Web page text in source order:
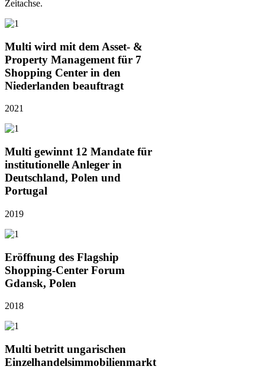
Zeitachse.
Multi wird mit dem Asset- &
Property Management für 7
Shopping Center in den
Niederlanden beauftragt
2021
Multi gewinnt 12 Mandate für
institutionelle Anleger in
Deutschland, Polen und
Portugal
2019
Eröffnung des Flagship
Shopping-Center Forum
Gdansk, Polen
2018
Multi betritt ungarischen
Einzelhandelsimmobilienmarkt